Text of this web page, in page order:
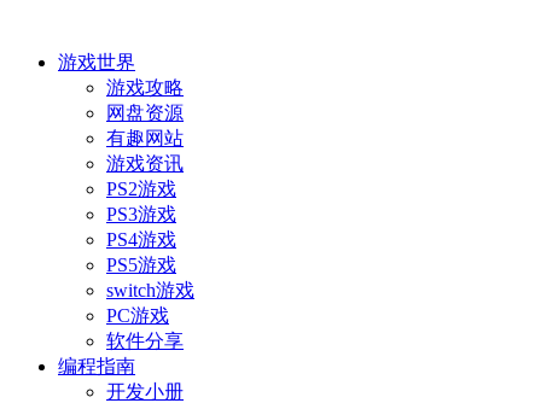
游戏世界
游戏攻略
网盘资源
有趣网站
游戏资讯
PS2游戏
PS3游戏
PS4游戏
PS5游戏
switch游戏
PC游戏
软件分享
编程指南
开发小册